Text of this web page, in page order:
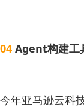
04 Agent构建工
今年亚马逊云科